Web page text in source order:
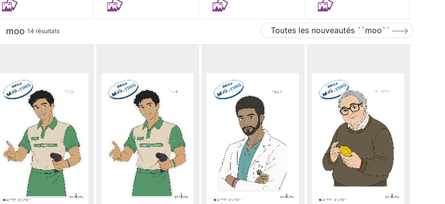
moo 14 résultats Toutes les nouveautés ``moo``